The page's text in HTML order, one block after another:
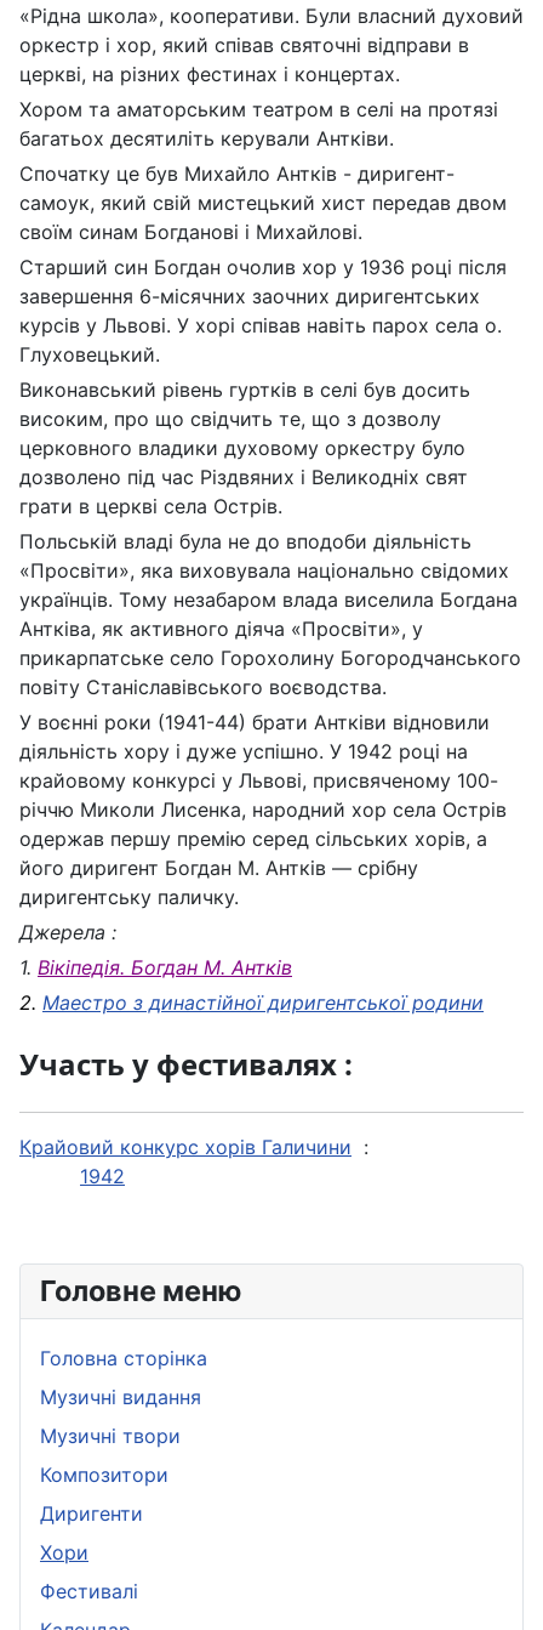
Головне меню
Головна сторінка
Музичні видання
Музичні твори
Композитори
Диригенти
Хори
Фестивалі
«Рідна школа», кооперативи. Були власний духовий
оркестр і хор, який співав святочні відправи в
церкві, на різних фестинах і концертах.
Хором та аматорським театром в селі на протязі
багатьох десятиліть керували Антківи.
Спочатку це був Михайло Антків - диригент-
самоук, який свій мистецький хист передав двом
своїм синам Богданові і Михайлові.
Старший син Богдан очолив хор у 1936 році після
завершення 6-місячних заочних диригентських
курсів у Львові. У хорі співав навіть парох села о.
Глуховецький.
Виконавський рівень гуртків в селі був досить
високим, про що свідчить те, що з дозволу
церковного владики духовому оркестру було
дозволено під час Різдвяних і Великодніх свят
грати в церкві села Острів.
Польській владі була не до вподоби діяльність
«Просвіти», яка виховувала національно свідомих
українців. Тому незабаром влада виселила Богдана
Антківа, як активного діяча «Просвіти», у
прикарпатське село Горохолину Богородчанського
повіту Станіславівського воєводства.
У воєнні роки (1941-44) брати Антківи відновили
діяльність хору і дуже успішно. У 1942 році на
крайовому конкурсі у Львові, присвяченому 100-
річчю Миколи Лисенка, народний хор села Острів
одержав першу премію серед сільських хорів, а
його диригент Богдан М. Антків — срібну
диригентську паличку.
Джерела :
1. Вікіпедія. Богдан М. Антків
2. Маестро з династійної диригентської родини
Участь у фестивалях :
Крайовий конкурс хорів Галичини :
1942